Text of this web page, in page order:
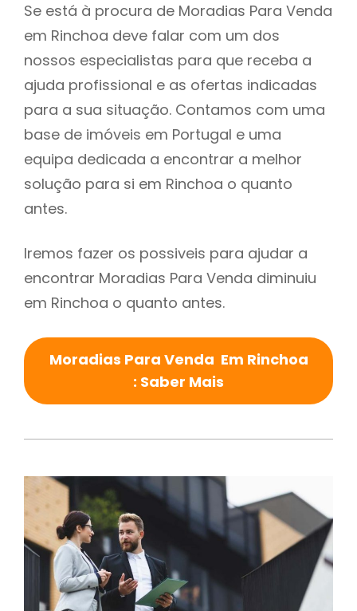
Se está à procura de Moradias Para Venda
em Rinchoa deve falar com um dos
nossos especialistas para que receba a
ajuda profissional e as ofertas indicadas
para a sua situação. Contamos com uma
base de imóveis em Portugal e uma
equipa dedicada a encontrar a melhor
solução para si em Rinchoa o quanto
antes.
Iremos fazer os possiveis para ajudar a
encontrar Moradias Para Venda diminuiu
em Rinchoa o quanto antes.
Moradias Para Venda Em Rinchoa
: Saber Mais